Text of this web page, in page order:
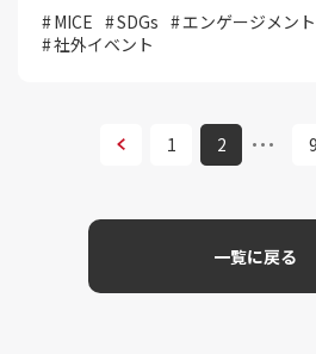
MICE SDGs エンゲージメント
社外イベント
次へ
1 2 9
一覧に戻る